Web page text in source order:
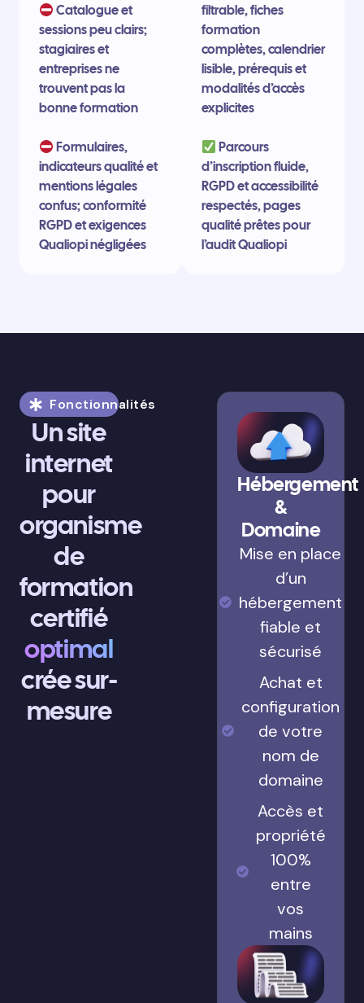
Catalogue et
sessions peu clairs;
stagiaires et
entreprises ne
trouvent pas la
bonne formation
Formulaires,
indicateurs qualité et
mentions légales
confus; conformité
RGPD et exigences
Qualiopi négligées
filtrable, fiches
formation
complètes, calendrier
lisible, prérequis et
modalités d’accès
explicites
Parcours
d’inscription fluide,
RGPD et accessibilité
respectés, pages
qualité prêtes pour
l’audit Qualiopi
Fonctionnalités
Un site
internet
pour
organisme
de
formation
certifié
optimal
crée sur-
mesure
Hébergement
&
Domaine
Mise en place
d’un
hébergement
fiable et
sécurisé
Achat et
configuration
de votre
nom de
domaine
Accès et
propriété
100%
entre
vos
mains